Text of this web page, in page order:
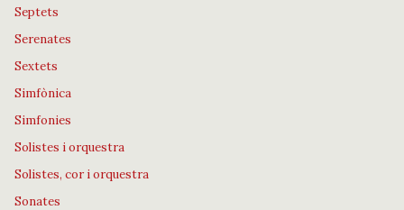
Septets
Serenates
Sextets
Simfònica
Simfonies
Solistes i orquestra
Solistes, cor i orquestra
Sonates